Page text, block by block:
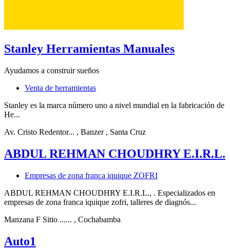
Stanley Herramientas Manuales
Ayudamos a construir sueños
Venta de herramientas
Stanley es la marca número uno a nivel mundial en la fabricación de
He...
Av. Cristo Redentor... , Banzer , Santa Cruz
ABDUL REHMAN CHOUDHRY E.I.R.L.
Empresas de zona franca iquique ZOFRI
ABDUL REHMAN CHOUDHRY E.I.R.L., . Especializados en
empresas de zona franca iquique zofri, talleres de diagnós...
Manzana F Sitio ...... , Cochabamba
Auto1